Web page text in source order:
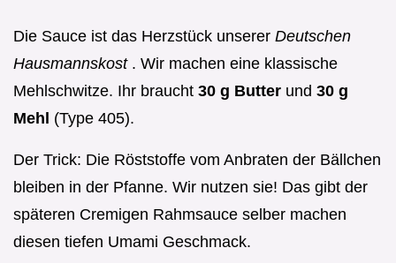
Die Sauce ist das Herzstück unserer Deutschen
Hausmannskost . Wir machen eine klassische
Mehlschwitze. Ihr braucht 30 g Butter und 30 g
Mehl (Type 405).
Der Trick: Die Röststoffe vom Anbraten der Bällchen
bleiben in der Pfanne. Wir nutzen sie! Das gibt der
späteren Cremigen Rahmsauce selber machen
diesen tiefen Umami Geschmack.